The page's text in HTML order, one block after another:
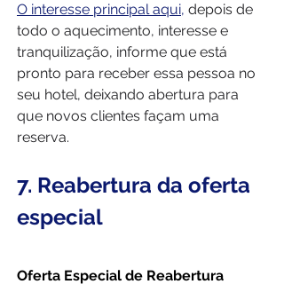
O interesse principal aqui, depois de
todo o aquecimento, interesse e
tranquilização, informe que está
pronto para receber essa pessoa no
seu hotel, deixando abertura para
que novos clientes façam uma
reserva.
7. Reabertura da oferta
especial
Oferta Especial de Reabertura